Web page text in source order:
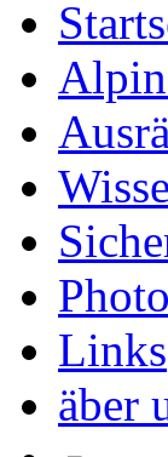
Links
äber